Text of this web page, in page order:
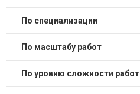
по специализации
по масштабу работ
по уровню сложности работ